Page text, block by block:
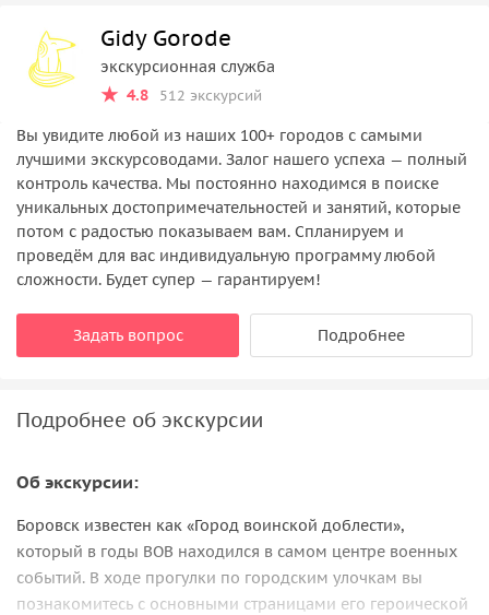
Gidy Gorode
экскурсионная служба
4.8
512 экскурсий
Вы увидите любой из наших 100+ городов с самыми
лучшими экскурсоводами. Залог нашего успеха — полный
контроль качества. Мы постоянно находимся в поиске
уникальных достопримечательностей и занятий, которые
потом с радостью показываем вам. Спланируем и
проведём для вас индивидуальную программу любой
сложности. Будет супер — гарантируем!
Задать вопрос Подробнее
Подробнее об экскурсии
Об экскурсии:
Боровск известен как «Город воинской доблести»,
который в годы ВОВ находился в самом центре военных
событий. В ходе прогулки по городским улочкам вы
познакомитесь с основными страницами его героической